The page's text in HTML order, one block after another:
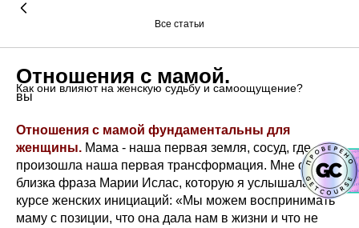
Все статьи
Отношения с мамой.
Как они влияют на женскую судьбу и самоощущение?
вы
Отношения с мамой фундаментальны для
женщины. Мама - наша первая земля, сосуд, где
произошла наша первая трансформация. Мне очень
близка фраза Марии Ислас, которую я услышала на
курсе женских инициаций: «Мы можем воспринимать
маму с позиции, что она дала нам в жизни и что не